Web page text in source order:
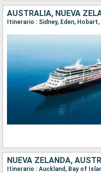
AUSTRALIA, NUEVA
NUEVA ZELANDA,